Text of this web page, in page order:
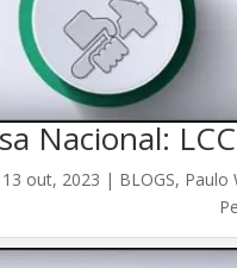
Nacional:
13 out, 2023 | BLOGS, Paulo